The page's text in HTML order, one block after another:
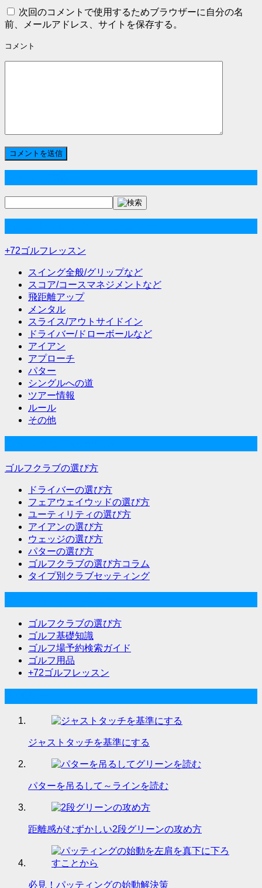
次回のコメントで使用するためブラウザーに自分の名
前、メールアドレス、サイトを保存する。
コメント
+72ゴルフレッスン
スイング全般/グリップなど
スコア/コースマネジメントなど
飛距離アップ
メンタル
スライス/アウトサイドイン
ドライバー/ドローボールなど
アイアン
アプローチ
パター
シングルへの道
ツアー情報
ルール
その他
ゴルフクラブの選び方
ドライバーの選び方
フェアウェイウッドの選び方
ユーティリティの選び方
アイアンの選び方
ウェッジの選び方
パターの選び方
ゴルフクラブの選び方コラム
タイプ別クラブセッティング
ゴルフクラブの選び方
ゴルフ基礎知識
ゴルフ場予約検索ガイド
ゴルフ用品
+72ゴルフレッスン
ジャストタッチを基準にする
パターを吊るして～ラインを読む
距離感がむずかしい2段グリーンの攻め方
必見！パッティングの始動解決策